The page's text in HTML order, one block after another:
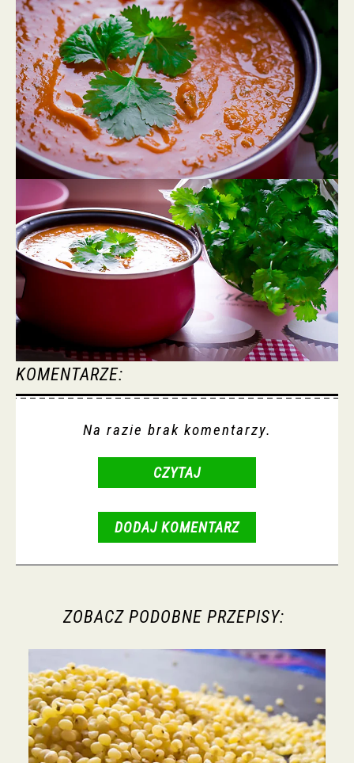
KOMENTARZE:
Na razie brak komentarzy.
CZYTAJ
DODAJ KOMENTARZ
ZOBACZ PODOBNE PRZEPISY: